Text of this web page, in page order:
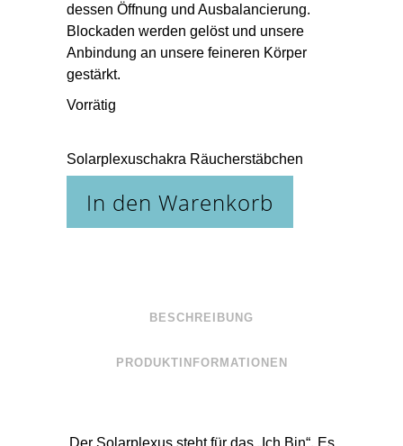
dessen Öffnung und Ausbalancierung.
Blockaden werden gelöst und unsere
Anbindung an unsere feineren Körper
gestärkt.
Vorrätig
Solarplexuschakra Räucherstäbchen
quantity
In den Warenkorb
BESCHREIBUNG
PRODUKTINFORMATIONEN
Der Solarplexus steht für das „Ich Bin“. Es